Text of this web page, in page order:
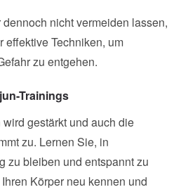
nicht vermeiden lassen,
effektive Techniken, um
zu entgehen.
Trainings
gestärkt und auch die
zu. Lernen Sie, in
zu bleiben und entspannt zu
Körper neu kennen und